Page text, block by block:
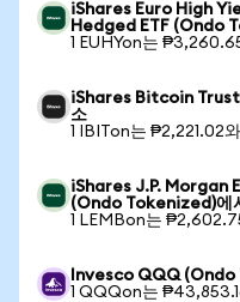
iShares Euro High
Hedged ETF (Ondo
1 EUHYon는
iShares Bitcoin Trust
소
1 IBITon는 ₱2,221.02
iShares J.P. Morgan
(Ondo Tokenized)에
1 LEMBon는
Invesco QQQ (Ondo
1 QQQon는